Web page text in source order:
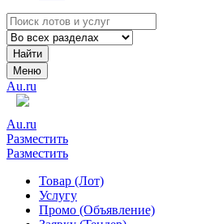
Найти
Меню
Au.ru
Au.ru
Разместить
Разместить
Товар (Лот)
Услугу
Промо (Объявление)